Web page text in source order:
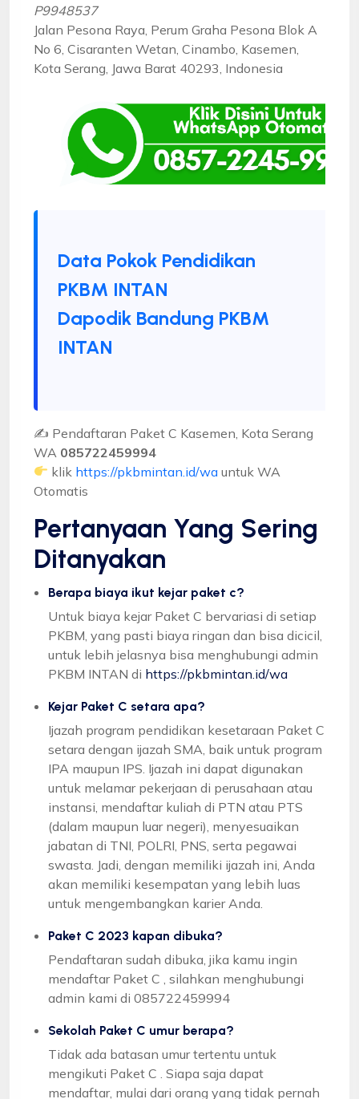
P9948537
Jalan Pesona Raya, Perum Graha Pesona Blok A
No 6, Cisaranten Wetan, Cinambo, Kasemen,
Kota Serang, Jawa Barat 40293, Indonesia
Data Pokok Pendidikan
PKBM INTAN
Dapodik Bandung PKBM
INTAN
✍ Pendaftaran Paket C Kasemen, Kota Serang
WA 085722459994
klik https://pkbmintan.id/wa untuk WA
Otomatis
Pertanyaan Yang Sering
Ditanyakan
Berapa biaya ikut kejar paket c?
Untuk biaya kejar Paket C bervariasi di setiap
PKBM, yang pasti biaya ringan dan bisa dicicil,
untuk lebih jelasnya bisa menghubungi admin
PKBM INTAN di https://pkbmintan.id/wa
Kejar Paket C setara apa?
Ijazah program pendidikan kesetaraan Paket C
setara dengan ijazah SMA, baik untuk program
IPA maupun IPS. Ijazah ini dapat digunakan
untuk melamar pekerjaan di perusahaan atau
instansi, mendaftar kuliah di PTN atau PTS
(dalam maupun luar negeri), menyesuaikan
jabatan di TNI, POLRI, PNS, serta pegawai
swasta. Jadi, dengan memiliki ijazah ini, Anda
akan memiliki kesempatan yang lebih luas
untuk mengembangkan karier Anda.
Paket C 2023 kapan dibuka?
Pendaftaran sudah dibuka, jika kamu ingin
mendaftar Paket C , silahkan menghubungi
admin kami di 085722459994
Sekolah Paket C umur berapa?
Tidak ada batasan umur tertentu untuk
mengikuti Paket C . Siapa saja dapat
mendaftar, mulai dari orang yang tidak pernah